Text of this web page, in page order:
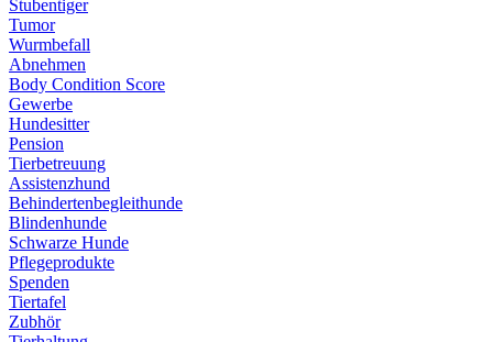
Stubentiger
Tumor
Wurmbefall
Abnehmen
Body Condition Score
Gewerbe
Hundesitter
Pension
Tierbetreuung
Assistenzhund
Behindertenbegleithunde
Blindenhunde
Schwarze Hunde
Pflegeprodukte
Spenden
Tiertafel
Zubhör